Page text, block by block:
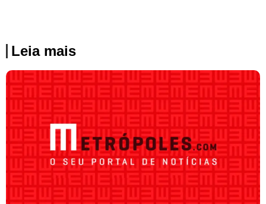
Leia mais